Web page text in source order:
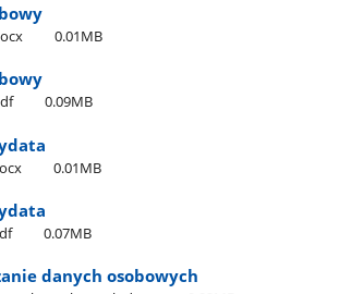
0.01MB
0.09MB
0.01MB
0.07MB
danych osobowych